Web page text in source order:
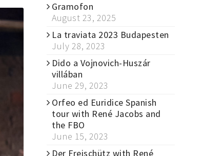
Gramofon
August 23, 2025
La traviata 2023 Budapesten
July 28, 2023
Dido a Vojnovich-Huszár
villában
June 29, 2023
Orfeo ed Euridice Spanish
tour with René Jacobs and
the FBO
June 15, 2023
Der Freischütz with René